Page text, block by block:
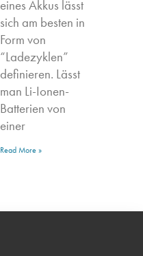
eines Akkus lässt
sich am besten in
Form von
“Ladezyklen”
definieren. Lässt
man Li-Ionen-
Batterien von
einer
Read More »